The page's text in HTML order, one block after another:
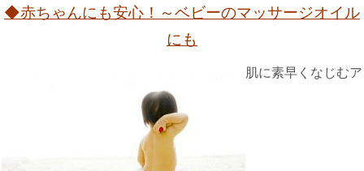
◆赤ちゃんにも安心！～ベビーのマッサージオイル
にも
肌に素早くなじむア